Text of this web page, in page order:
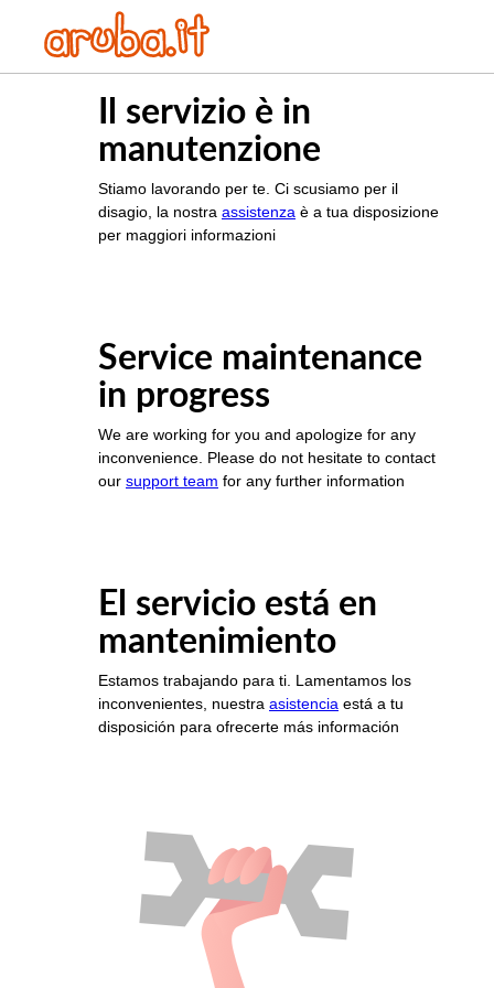
Il servizio è in
manutenzione
Stiamo lavorando per te. Ci scusiamo per il
disagio, la nostra assistenza è a tua disposizione
per maggiori informazioni
Service maintenance
in progress
We are working for you and apologize for any
inconvenience. Please do not hesitate to contact
our support team for any further information
El servicio está en
mantenimiento
Estamos trabajando para ti. Lamentamos los
inconvenientes, nuestra asistencia está a tu
disposición para ofrecerte más información